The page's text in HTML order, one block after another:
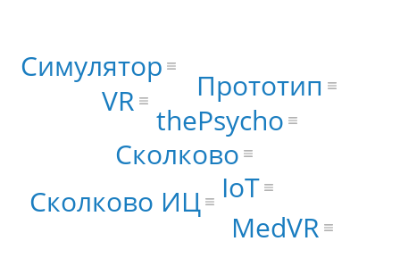
Сколково
thePsycho
Сколково ИЦ IoT
Прототип
VR
Симулятор
MedVR